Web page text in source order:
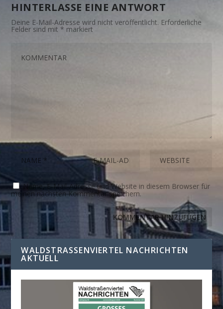
HINTERLASSE EINE ANTWORT
Deine E-Mail-Adresse wird nicht veröffentlicht. Erforderliche
Felder sind mit* markiert
Name, E-Mail-Adresse und Website in diesem Browser für
meinen nächsten Kommentar speichern.
WALDSTRASSENVIERTEL NACHRICHTEN A
KTUELL